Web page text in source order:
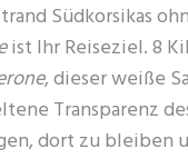
Südkorsikas
ist Ihr Reiseziel. 8
, dieser weiße
Transparenz
dort zu bleiben